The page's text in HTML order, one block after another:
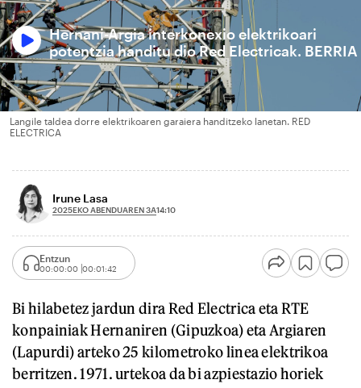
Hernani-Argia interkonexio elektrikoari
potentzia handitu dio Red Electricak. BERRIA
Langile taldea dorre elektrikoaren garaiera handitzeko lanetan. RED
ELECTRICA
Irune Lasa
2025EKO ABENDUAREN 3A14:10
Entzun
00:00:00 00:01:42
Bi hilabetez jardun dira Red Electrica eta RTE
konpainiak Hernaniren (Gipuzkoa) eta Argiaren
(Lapurdi) arteko 25 kilometroko linea elektrikoa
berritzen. 1971. urtekoa da bi azpiestazio horiek